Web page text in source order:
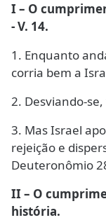
I – O
- V. 14.
1. Enquanto
corria bem a
2. Desviando-
3. Mas Israel
rejeição e
Deuteronômio
II – O
história.